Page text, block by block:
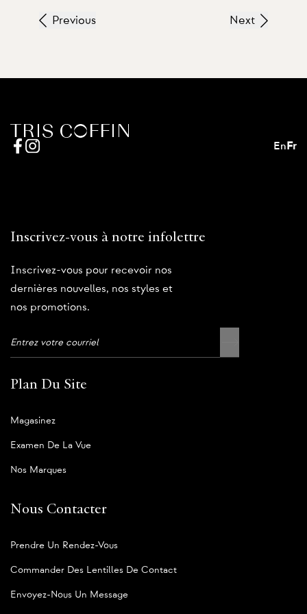
Previous Next
En Fr
Inscrivez-vous à notre infolettre
Inscrivez-vous pour recevoir nos
dernières nouvelles, nos styles et
nos promotions.
Plan Du Site
Magasinez
Examen De La Vue
Nos Marques
Nous Contacter
Prendre Un Rendez-Vous
Commander Des Lentilles De Contact
Envoyez-Nous Un Message